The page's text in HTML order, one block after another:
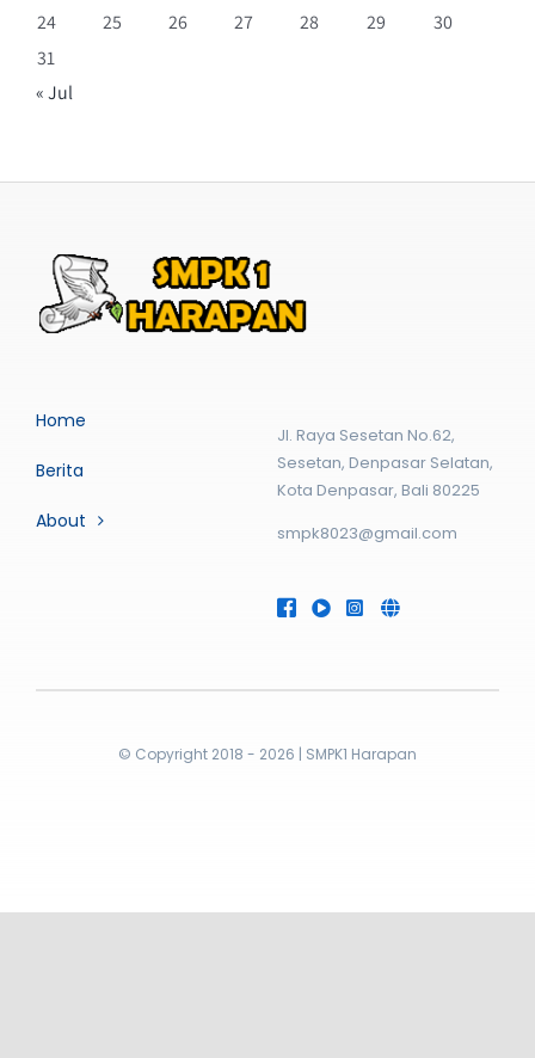
24
25 26 27 28 29
30
31
« Jul
Home
Berita
About
Jl. Raya Sesetan No.62,
Sesetan, Denpasar Selatan,
Kota Denpasar, Bali 80225
smpk8023@gmail.com
© Copyright 2018 - 2026 | SMPK1 Harapan